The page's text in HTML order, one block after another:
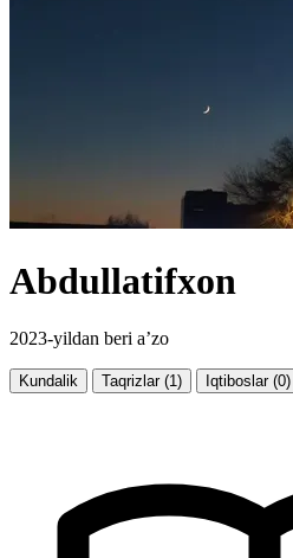
Abdullatifxon
2023-yildan beri a’zo
Kundalik Taqrizlar (1) Iqtiboslar (0)